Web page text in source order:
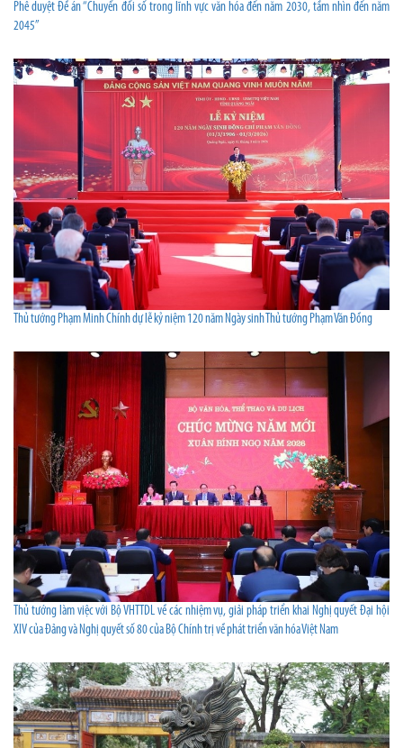
Phê duyệt Đề án “Chuyển đổi số trong lĩnh vực văn hóa đến năm 2030, tầm nhìn đến năm
2045”
Thủ tướng Phạm Minh Chính dự lễ kỷ niệm 120 năm Ngày sinh Thủ tướng Phạm Văn Đồng
Thủ tướng làm việc với Bộ VHTTDL về các nhiệm vụ, giải pháp triển khai Nghị quyết Đại hội
XIV của Đảng và Nghị quyết số 80 của Bộ Chính trị về phát triển văn hóa Việt Nam